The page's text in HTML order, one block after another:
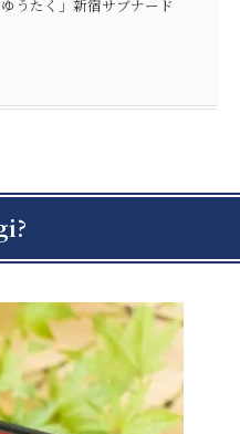
うたく」新宿サブナード